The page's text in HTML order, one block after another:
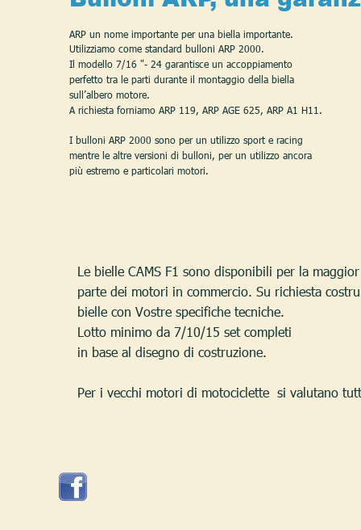
ARP un nome importante per una biella importante.
Utilizziamo come standard bulloni ARP 2000.
Il modello 7/16 "- 24 garantisce un accoppiamento
perfetto tra le parti durante il montaggio della biella
sull’albero motore.
A richiesta forniamo ARP 119, ARP AGE 625, ARP A1 H11.
I bulloni ARP 2000 sono per un utilizzo sport e racing
mentre le altre versioni di bulloni, per un utilizzo ancora
più estremo e particolari motori.
Le bielle CAMS F1 sono disponibili per la maggior
parte dei motori in commercio. Su richiesta
bielle con Vostre specifiche tecniche.
Lotto minimo da 7/10/15 set completi
in base al disegno di costruzione.
Per i vecchi motori di motociclette  si valutano